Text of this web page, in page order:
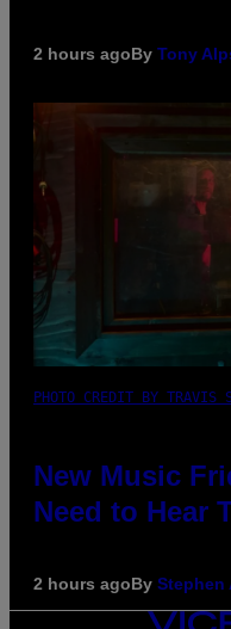
2 hours agoBy Tony
PHOTO CREDIT BY TRAVIS
New Music
Need to Hear
2 hours agoBy Stephen
VICE